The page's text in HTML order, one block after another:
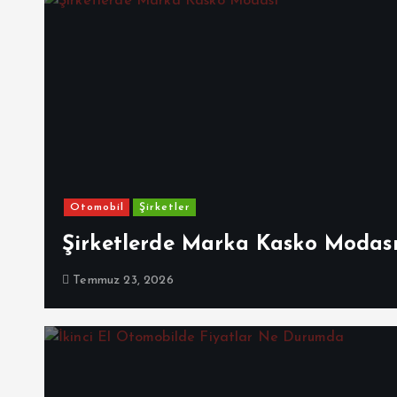
Otomobil Şirketler
Şirketlerde Marka Kasko
Temmuz 23, 2026